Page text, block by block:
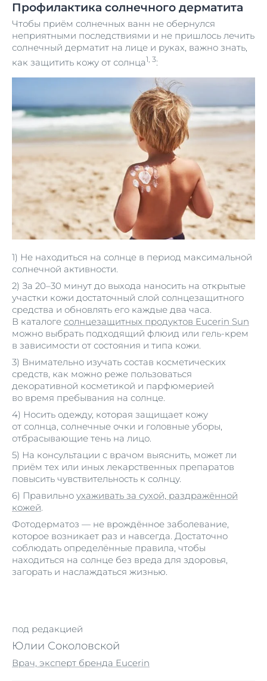
Профилактика солнечного дерматита
Чтобы приём солнечных ванн не обернулся
неприятными последствиями и не пришлось лечить
солнечный дерматит на лице и руках, важно знать,
как защитить кожу от солнца1, 3:
1) Не находиться на солнце в период максимальной
солнечной активности.
2) За 20–30 минут до выхода наносить на открытые
участки кожи достаточный слой солнцезащитного
средства и обновлять его каждые два часа.
В каталоге солнцезащитных продуктов Eucerin Sun
можно выбрать подходящий флюид или гель-крем
в зависимости от состояния и типа кожи.
3) Внимательно изучать состав косметических
средств, как можно реже пользоваться
декоративной косметикой и парфюмерией
во время пребывания на солнце.
4) Носить одежду, которая защищает кожу
от солнца, солнечные очки и головные уборы,
отбрасывающие тень на лицо.
5) На консультации с врачом выяснить, может ли
приём тех или иных лекарственных препаратов
повысить чувствительность к солнцу.
6) Правильно ухаживать за сухой, раздражённой
кожей.
Фотодерматоз — не врождённое заболевание,
которое возникает раз и навсегда. Достаточно
соблюдать определённые правила, чтобы
находиться на солнце без вреда для здоровья,
загорать и наслаждаться жизнью.
под редакцией
Юлии Соколовской
Врач, эксперт бренда Eucerin